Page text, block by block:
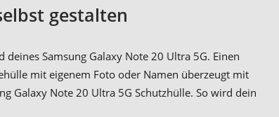
gestalten
deines Samsung Galaxy Note 20 Ultra 5G. Einen
mit eigenem Foto oder Namen überzeugt mit
Galaxy Note 20 Ultra 5G Schutzhülle. So wird dein